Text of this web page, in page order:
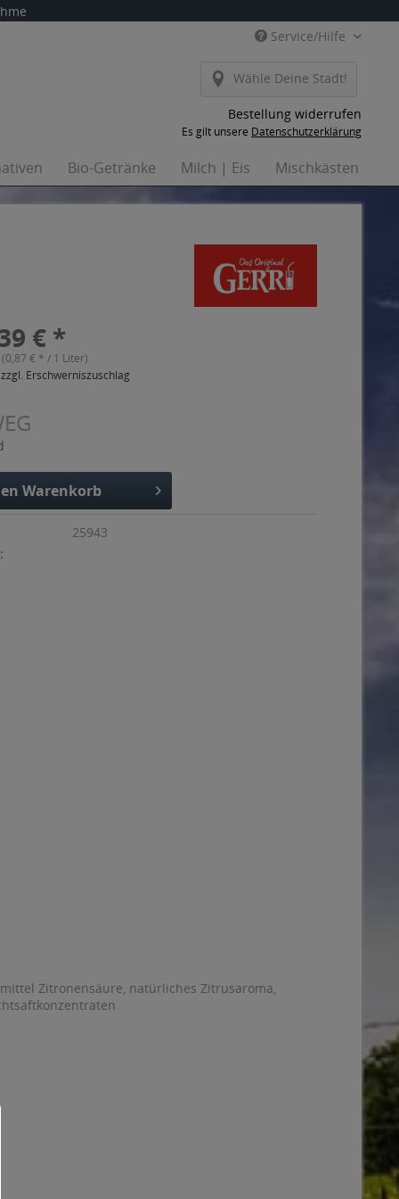
Service/Hilfe
Wähle Deine Stadt!
Bestellung widerrufen
Es gilt unsere Datenschutzerklärung
Bio-Getränke Milch | Eis Mischkästen
€ *
€ * / 1 Liter)
Erschwerniszuschlag
Warenkorb
25943
Zitronensäure, natürliches Zitrusaroma,